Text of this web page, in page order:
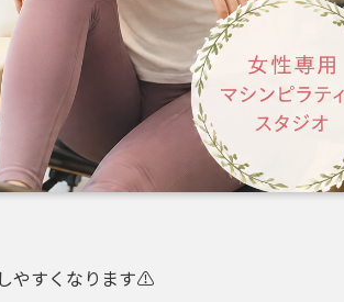
やすくなります⚠️